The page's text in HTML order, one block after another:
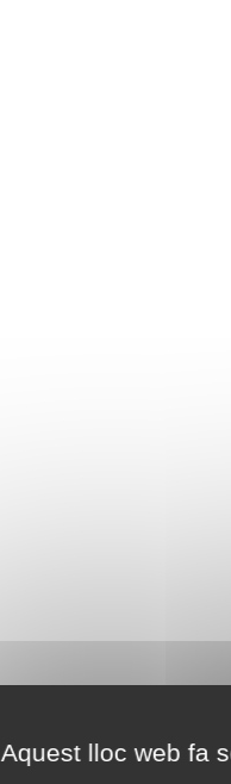
Aquest lloc web fa